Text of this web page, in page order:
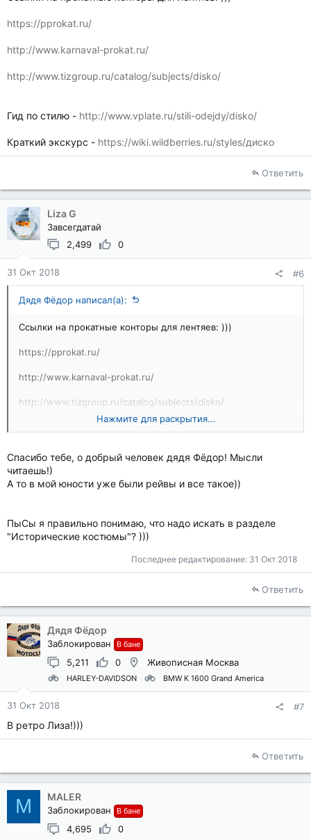
https://pprokat.ru/
http://www.karnaval-prokat.ru/
http://www.tizgroup.ru/catalog/subjects/disko/
Гид по стилю - http://www.vplate.ru/stili-odejdy/disko/
Краткий экскурс - https://wiki.wildberries.ru/styles/диско
Ответить
Liza G
Завсегдатай
2,499
0
31 Окт 2018 #6
Дядя Фёдор написал(а):
Ссылки на прокатные конторы для лентяев: )))
https://pprokat.ru/
http://www.karnaval-prokat.ru/
http://www.tizgroup.ru/catalog/subjects/disko/
Краткий экскурс -https://wiki.wildberries.ru/styles/диско
Нажмите для раскрытия...
Спасибо тебе, о добрый человек дядя Фёдор! Мысли
читаешь!)
А то в мой юности уже были рейвы и все такое))
ПыСы я правильно понимаю, что надо искать в разделе
"Исторические костюмы"? )))
Последнее редактирование: 31 Окт 2018
Ответить
Дядя Фёдор
Заблокирован В бане
5,211 0 Живописная Москва
HARLEY-DAVIDSON BMW K 1600 Grand America
31 Окт 2018 #7
В ретро Лиза!)))
Ответить
M MALER
Заблокирован В бане
4,695 0